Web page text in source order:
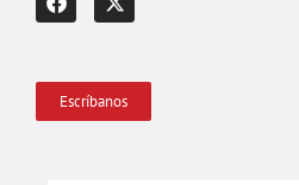
Escríbanos